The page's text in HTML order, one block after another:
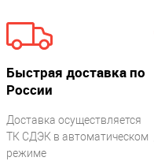
Быстрая доставка по
России
Доставка осуществляется
ТК СДЭК в автоматическом
режиме